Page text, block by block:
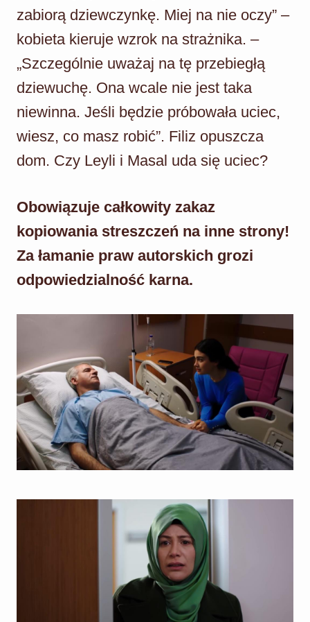
zabiorą dziewczynkę. Miej na nie oczy” –
kobieta kieruje wzrok na strażnika. –
„Szczególnie uważaj na tę przebiegłą
dziewuchę. Ona wcale nie jest taka
niewinna. Jeśli będzie próbowała uciec,
wiesz, co masz robić”. Filiz opuszcza
dom. Czy Leyli i Masal uda się uciec?
Obowiązuje całkowity zakaz
kopiowania streszczeń na inne strony!
Za łamanie praw autorskich grozi
odpowiedzialność karna.